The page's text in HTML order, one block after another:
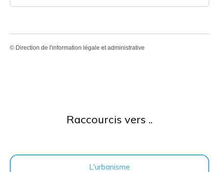
© Direction de l'information légale et administrative
Raccourcis vers ..
L'urbanisme